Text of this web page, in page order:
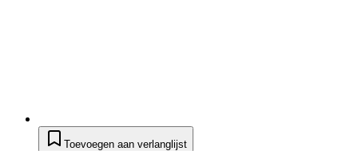
Toevoegen aan verlanglijst